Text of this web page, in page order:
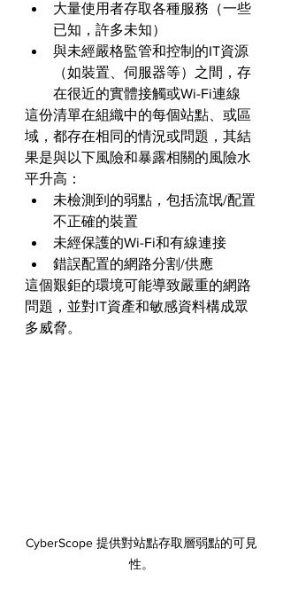
大量使用者存取各種服務（一些
已知，許多未知）
與未經嚴格監管和控制的IT資源
（如裝置、伺服器等）之間，存
在很近的實體接觸或Wi-Fi連線
這份清單在組織中的每個站點、或區
域，都存在相同的情況或問題，其結
果是與以下風險和暴露相關的風險水
平升高：
未檢測到的弱點，包括流氓/配置
不正確的裝置
未經保護的Wi-Fi和有線連接
錯誤配置的網路分割/供應
這個艱鉅的環境可能導致嚴重的網路
問題，並對IT資產和敏感資料構成眾
多威脅。
CyberScope 提供對站點存取層弱點的可見
性。